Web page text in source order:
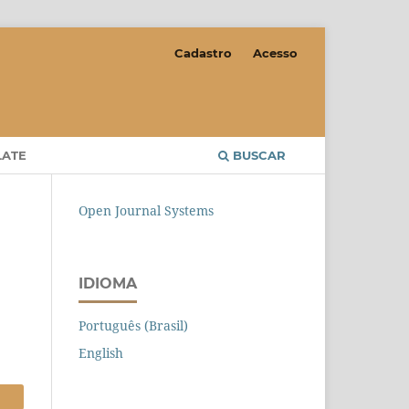
BUSCAR
Cadastro Acesso
Open Journal Systems
IDIOMA
Português (Brasil)
English